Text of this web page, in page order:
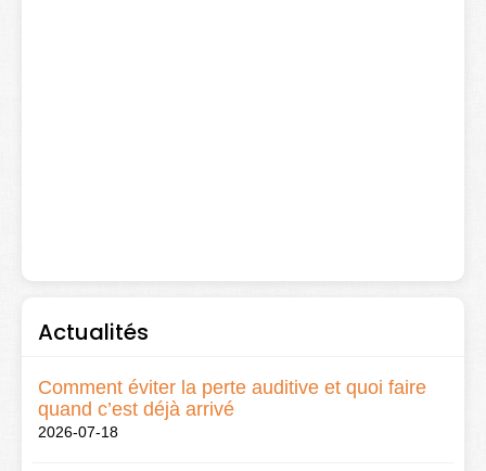
Actualités
Comment éviter la perte auditive et quoi faire
quand c’est déjà arrivé
2026-07-18